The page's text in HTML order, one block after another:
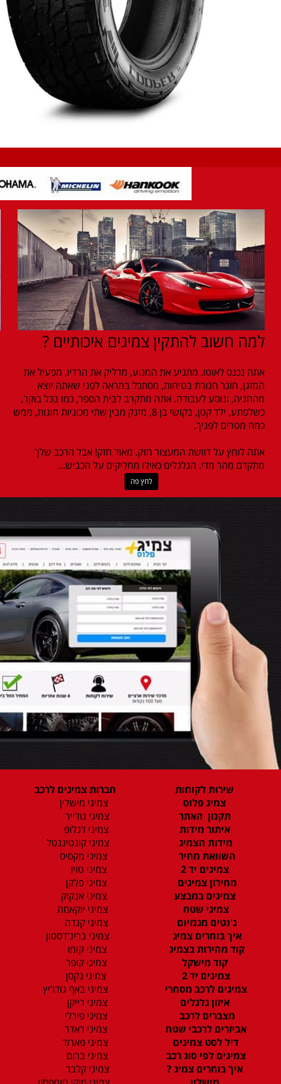
למה חשוב להתקין צמיגים איכותיים ?
אתה נכנס לאוטו. מתניע את המנוע, מדליק את הרדיו, מפעיל את
המזגן, חוגר חגורת בטיחות, מסתכל במראה לפני שאתה יוצא
מהחניה, ונוסע לעבודה. אתה מתקרב לבית הספר, כמו בכל בוקר,
כשלפתע, ילד קטן, בקושי בן 8, מזנק מבין שתי מכוניות חונות, ממש
כמה מטרים לפניך.
אתה לוחץ על דוושת המעצור חזק. מאוד חזק! אבל הרכב שלך
מתקדם מהר מדי. הגלגלים כאילו מחליקים על הכביש...
לחץ פה
שירות לקוחות
צמיג פלוס
תקנון האתר
איתור מידות
מידות הצמיג
השוואת מחיר
צמיגים יד 2
מחירון צמיגים
צמיגים במבצע
צמיגי שטח
ג'נטים מגנזיום
איך בוחרים צמיג
קוד מהירות בצמיג
קוד מישקל
צמיגים יד 2
צמיגים לרכב מסחרי
איזון גלגלים
מצברים לרכב
אביזרים לרכבי שטח
דיל לסט צמיגים
צמיגים לפי סוג רכב
איך בוחרים צמיג ?
חברות צמיגים לרכב
צמיגי מישלין
צמיגי גודייר
צמיגי דנלופ
צמיגי קונטיננטל
צמיגי מקסיס
צמיגי טויו
צמיגי פלקן
צמיגי אנקוק
צמיגי יוקאמה
צמיגי קנדה
צמיגי בריג'דסטון
צמיגי קומו
צמיגי קופר
צמיגי נקסן
צמיגי באף גודריץ
צמיגי רייקן
צמיגי פירלי
צמיגי ראדר
צמיגי פארוד
צמיגי ברום
צמיגי קלבר